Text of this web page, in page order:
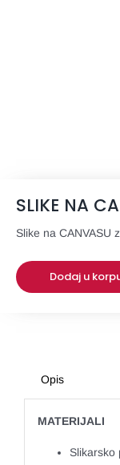
SLIKE NA
Slike na CANVASU
Dodaj u
Opis
MATERIJALI
Slikarsko